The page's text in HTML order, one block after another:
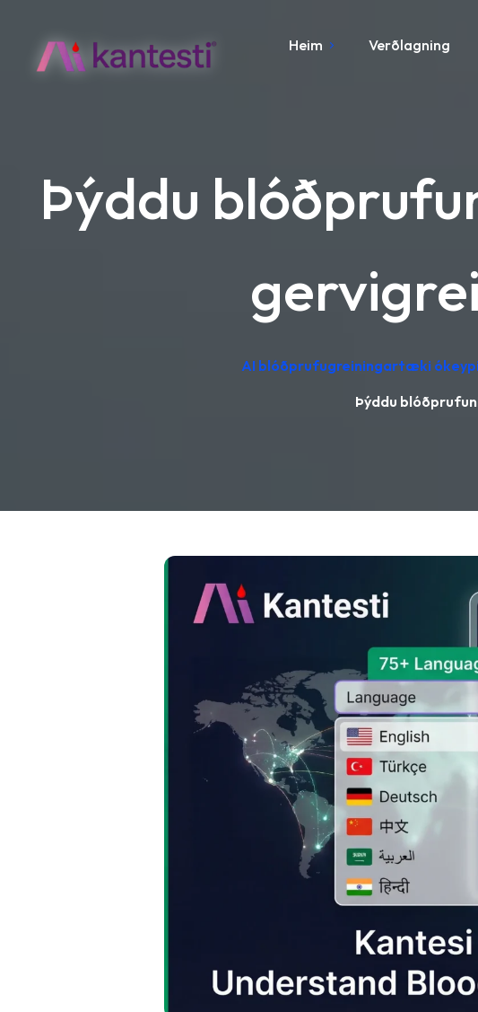
Heim Verðlagning
Þýddu
AI blóðprufugreiningartæki
Þýddu